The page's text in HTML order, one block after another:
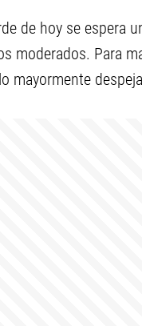
de hoy se espera
moderados. Para
mayormente